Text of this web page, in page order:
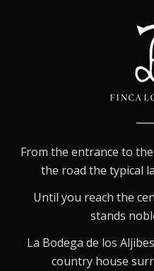
From the entrance to
the road the typical
Until you reach the
stands
La Bodega de los
country house